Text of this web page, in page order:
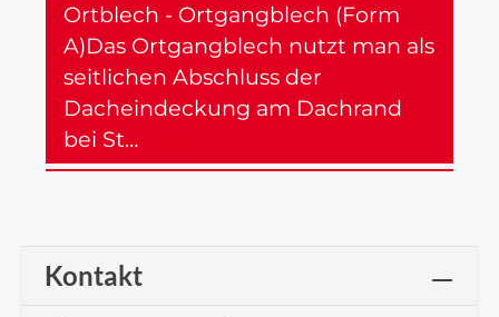
Ortblech - Ortgangblech (Form
A)Das Ortgangblech nutzt man als
seitlichen Abschluss der
Dacheindeckung am Dachrand
bei St…
Kontakt